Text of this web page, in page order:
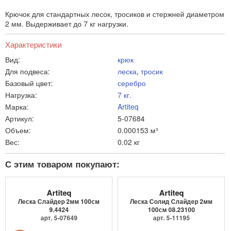
Крючок для стандартных лесок, тросиков и стержней диаметром
2 мм. Выдерживает до 7 кг нагрузки.
Характеристики
Вид:
крюк
Для подвеса:
леска, тросик
Базовый цвет:
серебро
Нагрузка:
7 кг.
Марка:
Artiteq
Артикул:
5-07684
Объем:
0.000153 м³
Вес:
0.02 кг
С этим товаром покупают:
Artiteq
Леска Слайдер 2мм 100см
9.4424
арт. 5-07649
Artiteq
Леска Солид Слайдер 2мм
100см 08.23100
арт. 5-11195